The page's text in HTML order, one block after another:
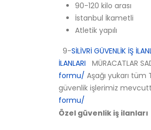
90-120 kilo arası
İstanbul İkametli
Atletik yapılı
9-SİLİVRİ GÜVENLİK İŞ
İLANLARI MÜRACATLAR
formu/ Aşağı yukarı
güvenlik işlerimiz
formu/
Özel güvenlik iş ilanları